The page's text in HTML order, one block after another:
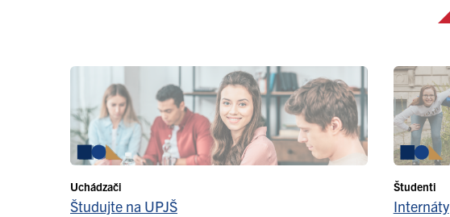
Uchádzači
Študujte na UPJŠ
Študenti
Internáty